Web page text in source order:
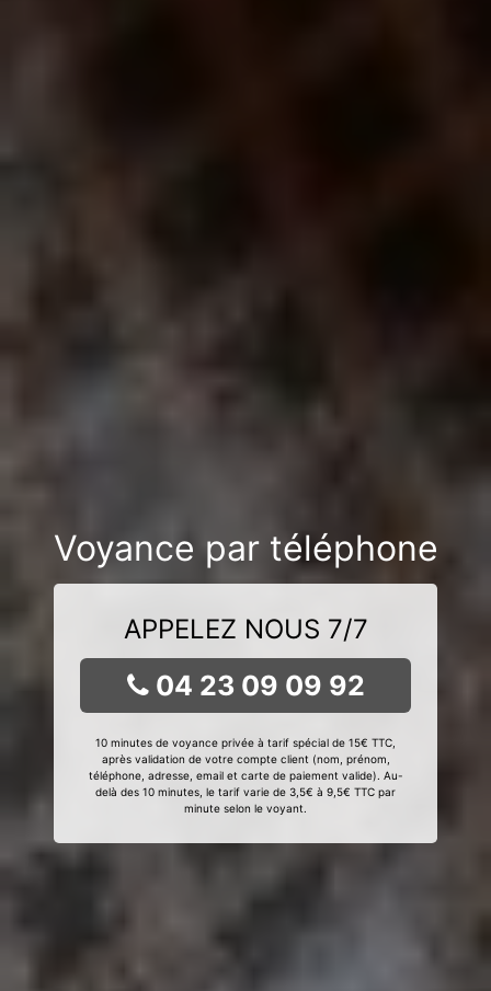
Voyance par téléphone
APPELEZ NOUS 7/7
04 23 09 09 92
10 minutes de voyance privée à tarif spécial de 15€ TTC,
après validation de votre compte client (nom, prénom,
téléphone, adresse, email et carte de paiement valide). Au-
delà des 10 minutes, le tarif varie de 3,5€ à 9,5€ TTC par
minute selon le voyant.